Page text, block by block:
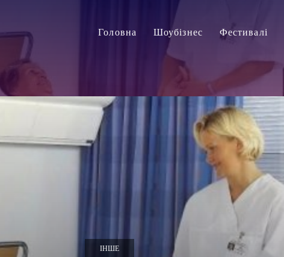
Головна Шоубізнес Фестивалі
ІНШЕ